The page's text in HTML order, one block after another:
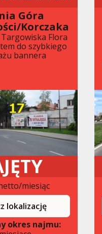
Góra
Korczaka
Flora
do szybkiego
bannera
miesiąc
lokalizację
okres najmu: